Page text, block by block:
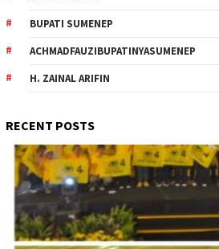
BUPATI SUMENEP
ACHMADFAUZIBUPATINYASUMENEP
H. ZAINAL ARIFIN
RECENT POSTS